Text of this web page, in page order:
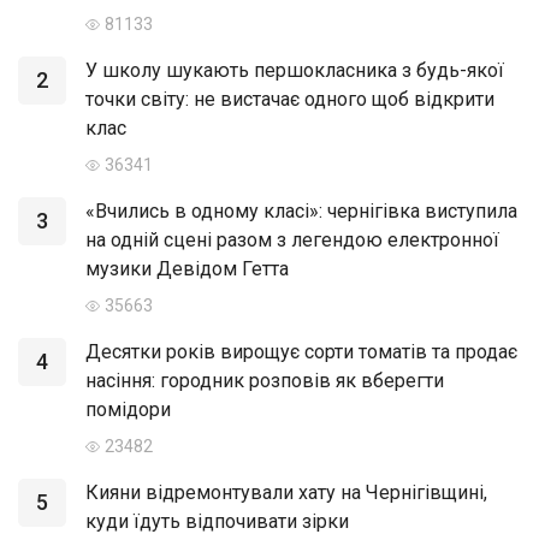
81133
2
У школу шукають першокласника з будь-якої
точки світу: не вистачає одного щоб відкрити
клас
36341
3
«Вчились в одному класі»: чернігівка виступила
на одній сцені разом з легендою електронної
музики Девідом Гетта
35663
4
Десятки років вирощує сорти томатів та продає
насіння: городник розповів як вберегти
помідори
23482
5
Кияни відремонтували хату на Чернігівщині,
куди їдуть відпочивати зірки